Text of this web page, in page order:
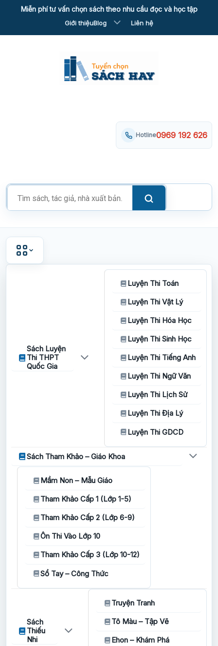
Miễn phí tư vấn chọn sách theo nhu cầu đọc và học tập
Giới thiệuBlog Liên hệ
Tìm
kiếm
phẩm
Hotline0969 192 626
Sách Luyện
Thi THPT
Quốc Gia
Luyện Thi Toán
Luyện Thi Vật Lý
Luyện Thi Hóa Học
Luyện Thi Sinh Học
Luyện Thi Tiếng Anh
Luyện Thi Ngữ Văn
Luyện Thi Lịch Sử
Luyện Thi Địa Lý
Luyện Thi GDCD
Sách Tham Khảo – Giáo Khoa
Mầm Non – Mẫu Giáo
Tham Khảo Cấp 1 (Lớp 1-5)
Tham Khảo Cấp 2 (Lớp 6-9)
Ôn Thi Vào Lớp 10
Tham Khảo Cấp 3 (Lớp 10-12)
Sổ Tay – Công Thức
Sách
Thiếu
Nhi
Truyện Tranh
Tô Màu – Tập Vẽ
Ehon – Khám Phá